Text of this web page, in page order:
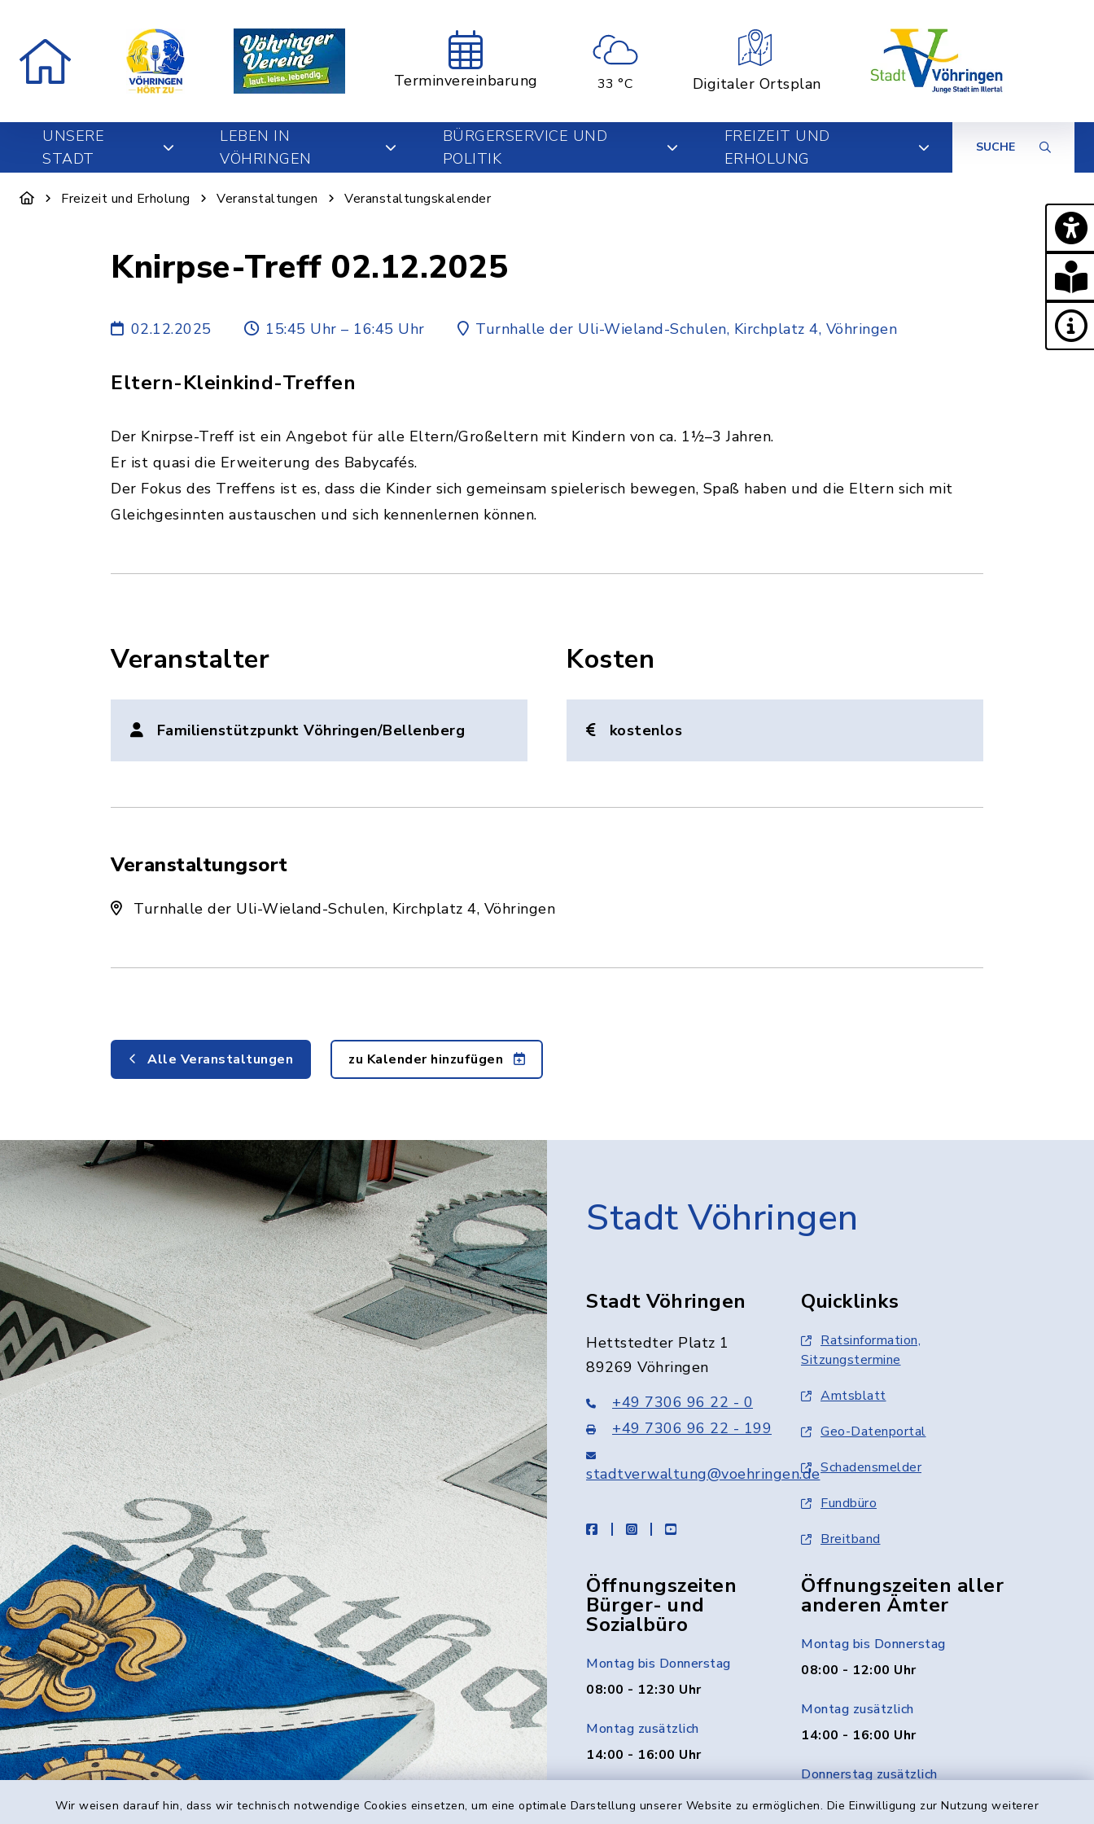
Wir weisen darauf hin, dass wir technisch notwendige Cookies einsetzen, um eine optimale Darstellung unserer Website zu ermöglichen. Die Einwilligung zur Nutzung weiterer
Terminvereinbarung 33 °C Digitaler Ortsplan
UNSERE
STADT
LEBEN IN
VÖHRINGEN
BÜRGERSERVICE UND
POLITIK
FREIZEIT UND
ERHOLUNG
SUCHE
Freizeit und Erholung Veranstaltungen Veranstaltungskalender
Knirpse-Treff 02.12.2025
02.12.2025 15:45 Uhr – 16:45 Uhr Turnhalle der Uli-Wieland-Schulen, Kirchplatz 4, Vöhringen
Eltern-Kleinkind-Treffen
Der Knirpse-Treff ist ein Angebot für alle Eltern/Großeltern mit Kindern von ca. 1½–3 Jahren.
Er ist quasi die Erweiterung des Babycafés.
Der Fokus des Treffens ist es, dass die Kinder sich gemeinsam spielerisch bewegen, Spaß haben und die Eltern sich mit
Gleichgesinnten austauschen und sich kennenlernen können.
Veranstalter
Familienstützpunkt Vöhringen/Bellenberg
Kosten
kostenlos
Veranstaltungsort
Turnhalle der Uli-Wieland-Schulen, Kirchplatz 4, Vöhringen
Alle Veranstaltungen zu Kalender hinzufügen
Stadt Vöhringen
Stadt Vöhringen
Hettstedter Platz 1
89269 Vöhringen
+49 7306 96 22 - 0
+49 7306 96 22 - 199
stadtverwaltung@voehringen.de
facebookinstagramyoutube
Quicklinks
Ratsinformation,
Sitzungstermine
Amtsblatt
Geo-Datenportal
Schadensmelder
Fundbüro
Breitband
Öffnungszeiten
Bürger- und
Sozialbüro
Montag bis Donnerstag
08:00 - 12:30 Uhr
Montag zusätzlich
14:00 - 16:00 Uhr
Öffnungszeiten aller
anderen Ämter
Montag bis Donnerstag
08:00 - 12:00 Uhr
Montag zusätzlich
14:00 - 16:00 Uhr
Donnerstag zusätzlich
14:00 - 18:00 Uhr